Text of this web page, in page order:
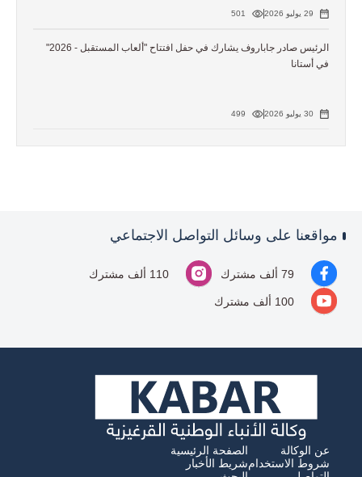
29 يوليو 2026 501
الرئيس صادر جاباروف يشارك في حفل افتتاح "ألعاب المستقبل - 2026"
في أستانا
30 يوليو 2026 499
مواقعنا على وسائل التواصل الاجتماعي
79 ألف مشترك 110 ألف مشترك
100 ألف مشترك
عن الوكالة
شروط الاستخدام
الصفحة الرئيسية
شريط الأخبار